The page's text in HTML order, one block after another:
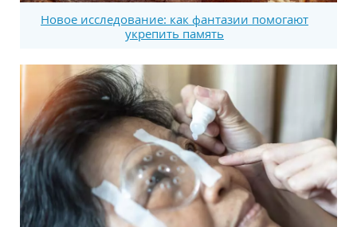
Новое исследование: как фантазии помогают
укрепить память